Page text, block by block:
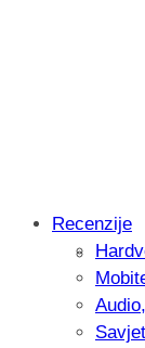
Recenzije